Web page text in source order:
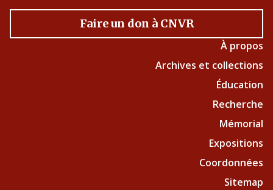
Faire un don à CNVR
À propos
Archives et collections
Éducation
Recherche
Mémorial
Expositions
Coordonnées
Sitemap